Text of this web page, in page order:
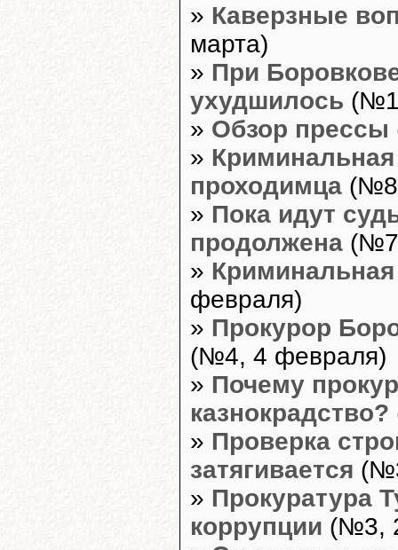
» Каверзные
марта)
» При
ухудшилось
» Обзор прессы
»
проходимца
» Пока идут
продолжена
»
февраля)
» Прокурор
(№4, 4 февраля)
» Почему
казнокрадство?
» Проверка
затягивается
» Прокуратура
коррупции (№3,